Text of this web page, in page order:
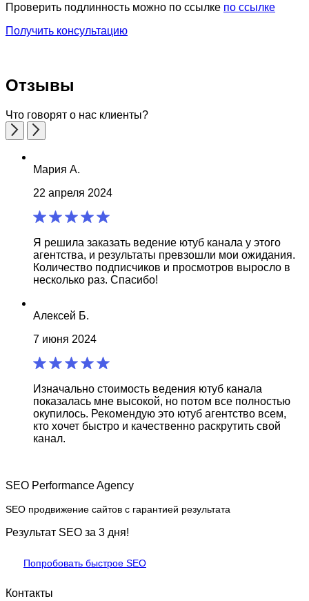
Проверить подлинность можно по ссылке по ссылке
Получить консультацию
Отзывы
Что говорят о нас клиенты?
Мария А.
22 апреля 2024
Я решила заказать ведение ютуб канала у этого
агентства, и результаты превзошли мои ожидания.
Количество подписчиков и просмотров выросло в
несколько раз. Спасибо!
Алексей Б.
7 июня 2024
Изначально стоимость ведения ютуб канала
показалась мне высокой, но потом все полностью
окупилось. Рекомендую это ютуб агентство всем,
кто хочет быстро и качественно раскрутить свой
канал.
SEO Performance Agency
SEO продвижение сайтов с гарантией результата
Результат SEO за 3 дня!
Попробовать быстрое SEO
Контакты